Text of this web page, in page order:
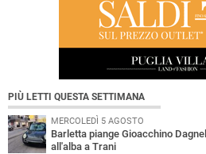
PIÙ LETTI QUESTA SETTIMANA
MERCOLEDÌ 5 AGOSTO
Barletta piange Gioacchino
all'alba a Trani